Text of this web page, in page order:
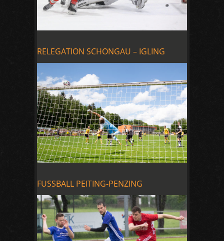
RELEGATION SCHONGAU – IGLING
FUSSBALL PEITING-PENZING